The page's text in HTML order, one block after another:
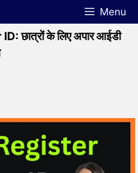
Menu
छात्रों के लिए अपार आईडी